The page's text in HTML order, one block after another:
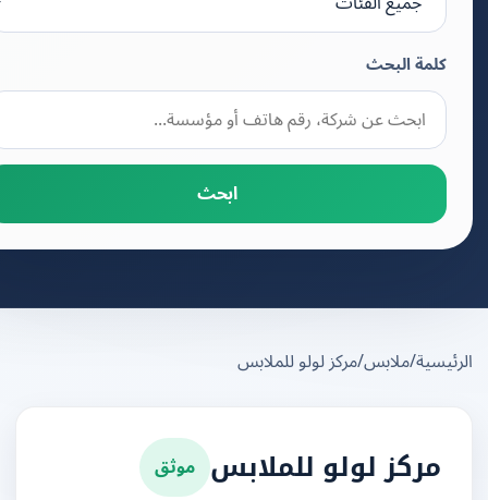
كلمة البحث
ابحث
/ملابس/مركز لولو للملابس
مركز لولو للملابس موثق